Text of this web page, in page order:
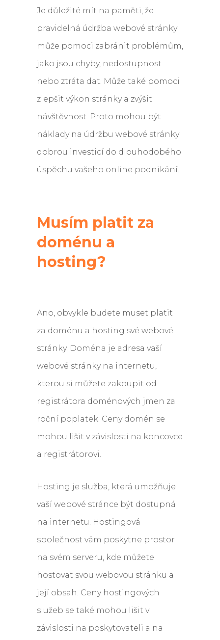
Je důležité mít na paměti, že
pravidelná údržba webové stránky
může pomoci zabránit problémům,
jako jsou chyby, nedostupnost
nebo ztráta dat. Může také pomoci
zlepšit výkon stránky a zvýšit
návštěvnost. Proto mohou být
náklady na údržbu webové stránky
dobrou investicí do dlouhodobého
úspěchu vašeho online podnikání.
Musím platit za
doménu a
hosting?
Ano, obvykle budete muset platit
za doménu a hosting své webové
stránky. Doména je adresa vaší
webové stránky na internetu,
kterou si můžete zakoupit od
registrátora doménových jmen za
roční poplatek. Ceny domén se
mohou lišit v závislosti na koncovce
a registrátorovi.
Hosting je služba, která umožňuje
vaší webové stránce být dostupná
na internetu. Hostingová
společnost vám poskytne prostor
na svém serveru, kde můžete
hostovat svou webovou stránku a
její obsah. Ceny hostingových
služeb se také mohou lišit v
závislosti na poskytovateli a na